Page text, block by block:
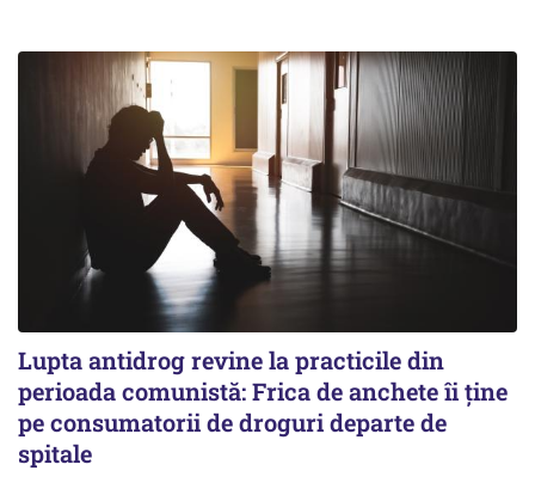
Lupta antidrog revine la practicile din
perioada comunistă: Frica de anchete îi ține
pe consumatorii de droguri departe de
spitale